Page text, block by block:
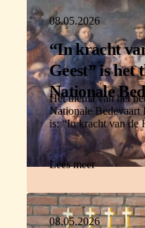
08.05.2026
“In kracht
Geest” is het
Nationale
Het thema van het
Nationale
is: “In kracht van de
Lees meer
08.05.2026